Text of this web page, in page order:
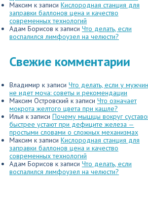
Максим к записи Кислородная станция для
заправки баллонов цена и качество
современных технологий
Адам Борисов к записи Что делать, если
воспалился лимфоузел на челюсти?
Свежие комментарии
Владимир к записи Что делать, если у
не идет моча: советы и рекомендации
Максим Островский к записи Что означает
мокрота желтого цвета при кашле?
Илья к записи Почему мышцы вокруг
быстрее устают при дефиците железа —
простыми словами о сложных механизмах
Максим к записи Кислородная станция для
заправки баллонов цена и качество
современных технологий
Адам Борисов к записи Что делать, если
воспалился лимфоузел на челюсти?